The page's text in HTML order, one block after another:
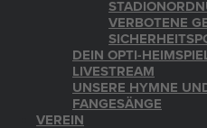
VERBOTENE
DEIN OPTI-
LIVESTREAM
UNSERE HYMNE
FANGESÄNGE
VEREIN